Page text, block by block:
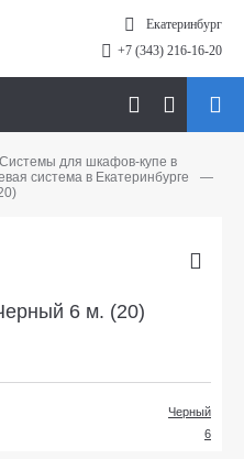
Екатеринбург
+7 (343) 216-16-20
Системы для шкафов-купе в
система в Екатеринбурге
—
6 м. (20)
Черный
6